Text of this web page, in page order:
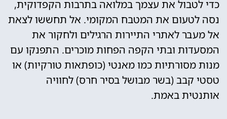
כדי לטבול את עצמך במלואה בתרבות הקפדוקית,
נסה לטעום את המטבח המקומי. אל תחששו לצאת
אל מעבר לאתרי התיירות הרגילים ולחקור את
המסעדות ובתי הקפה הפחות מוכרים. התפנקו עם
מנות מסורתיות כמו מאנטי (כופתאות טורקיות) או
טסטי קבב (בשר מבושל בסיר חרס) לחוויה
אותנטית באמת.